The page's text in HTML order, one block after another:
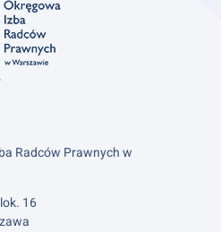
Radców Prawnych w
16